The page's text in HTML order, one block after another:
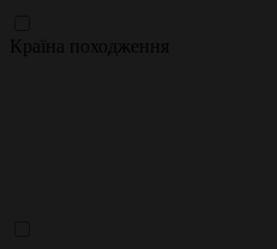
Країна походження